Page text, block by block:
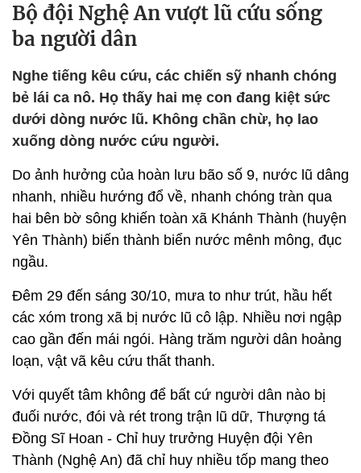
Bộ đội Nghệ An vượt lũ cứu sống
ba người dân
Nghe tiếng kêu cứu, các chiến sỹ nhanh chóng
bẻ lái ca nô. Họ thấy hai mẹ con đang kiệt sức
dưới dòng nước lũ. Không chần chừ, họ lao
xuống dòng nước cứu người.
Do ảnh hưởng của hoàn lưu bão số 9, nước lũ dâng
nhanh, nhiều hướng đổ về, nhanh chóng tràn qua
hai bên bờ sông khiến toàn xã Khánh Thành (huyện
Yên Thành) biến thành biển nước mênh mông, đục
ngầu.
Đêm 29 đến sáng 30/10, mưa to như trút, hầu hết
các xóm trong xã bị nước lũ cô lập. Nhiều nơi ngập
cao gần đến mái ngói. Hàng trăm người dân hoảng
loạn, vật vã kêu cứu thất thanh.
Với quyết tâm không để bất cứ người dân nào bị
đuối nước, đói và rét trong trận lũ dữ, Thượng tá
Đồng Sĩ Hoan - Chỉ huy trưởng Huyện đội Yên
Thành (Nghệ An) đã chỉ huy nhiều tốp mang theo